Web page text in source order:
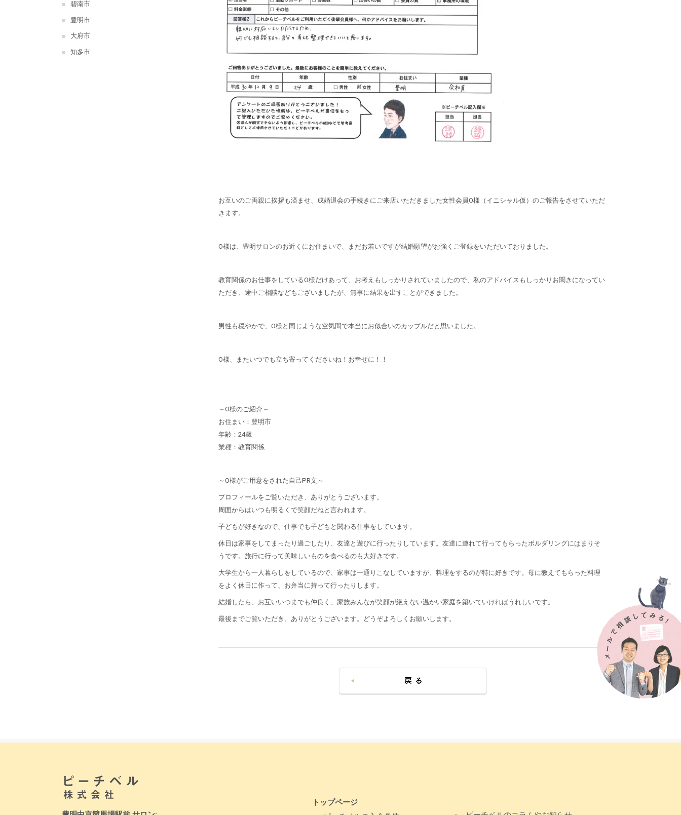
お互いのご両親に挨拶も済ませ、成婚退会の手続きにご来店いただきました女性会員O様（イニシャル仮）のご報告をさせていただ
きます。
O様は、豊明サロンのお近くにお住まいで、まだお若いですが結婚願望がお強くご登録をいただいておりました。
教育関係のお仕事をしているO様だけあって、お考えもしっかりされていましたので、私のアドバイスもしっかりお聞きになってい
ただき、途中ご相談などもございましたが、無事に結果を出すことができました。
男性も穏やかで、O様と同じような空気間で本当にお似合いのカップルだと思いました。
O様、またいつでも立ち寄ってくださいね！お幸せに！！
～O様のご紹介～
お住まい：豊明市
年齢：24歳
業種：教育関係
～O様がご用意をされた自己PR文～
プロフィールをご覧いただき、ありがとうございます。
周囲からはいつも明るくで笑顔だねと言われます。
子どもが好きなので、仕事でも子どもと関わる仕事をしています。
休日は家事をしてまったり過ごしたり、友達と遊びに行ったりしています。友達に連れて行ってもらったボルダリングにはまりそ
うです。旅行に行って美味しいものを食べるのも大好きです。
大学生から一人暮らしをしているので、家事は一通りこなしていますが、料理をするのが特に好きです。母に教えてもらった料理
をよく休日に作って、お弁当に持って行ったりします。
結婚したら、お互いいつまでも仲良く、家族みんなが笑顔が絶えない温かい家庭を築いていければうれしいです。
最後までご覧いただき、ありがとうございます。どうぞよろしくお願いします。
碧南市
豊明市
大府市
知多市
トップページ